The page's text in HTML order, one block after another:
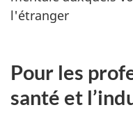
l'étranger
Pour les
santé et